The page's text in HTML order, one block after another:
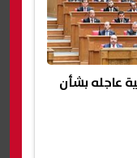
عاجله بشأن